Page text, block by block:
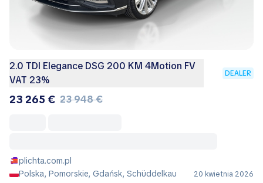
2.0 TDI Elegance DSG 200 KM 4Motion FV
VAT 23%
DEALER
23 265 € 23 948 €
plichta.com.pl
Polska, Pomorskie, Gdańsk, Schüddelkau
20 kwietnia 2026